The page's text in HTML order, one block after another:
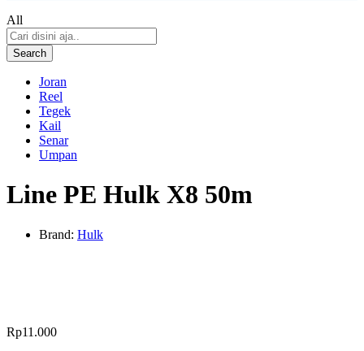
All
Search
Joran
Reel
Tegek
Kail
Senar
Umpan
Line PE Hulk X8 50m
Brand: Hulk
Rp11.000